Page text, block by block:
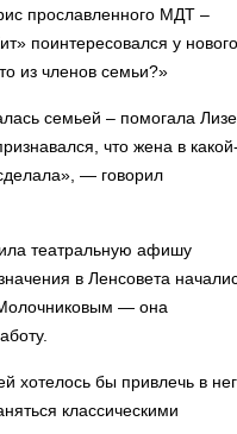
прославленного МДТ –
поинтересовался у нового
из членов семьи?»
семьей – помогала
что жена в
— говорил
театральную афишу
в Ленсовета
— она
хотелось бы привлечь в
классическими